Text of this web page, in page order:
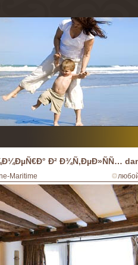
Ð² Ð¾Ñ‚ÐµÐ»ÑÑ…
Maritime